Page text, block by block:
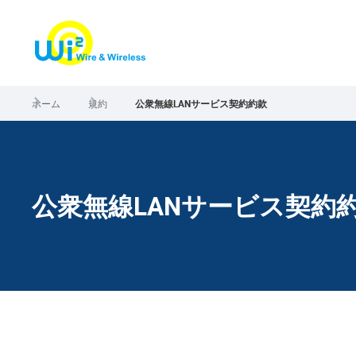
ホーム 規約 公衆無線LANサービス契約約款
公衆無線LANサービス契約